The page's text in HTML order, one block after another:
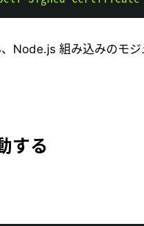
、Node.js 組み込みのモジ
する